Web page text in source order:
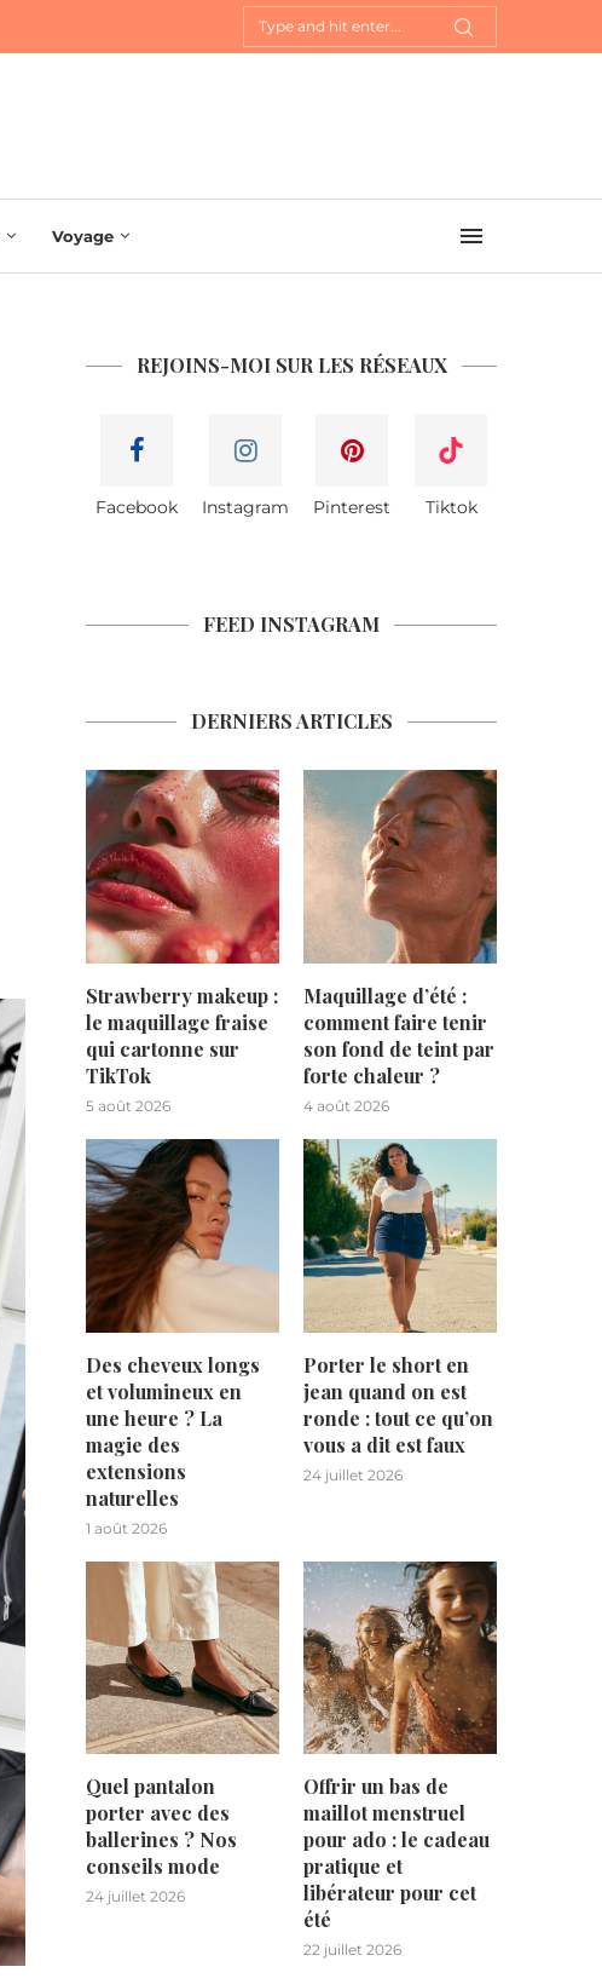
Voyage
REJOINS-MOI SUR LES RÉSEAUX
Facebook Instagram Pinterest Tiktok
FEED INSTAGRAM
DERNIERS ARTICLES
Strawberry makeup :
le maquillage fraise
qui cartonne sur
TikTok
5 août 2026
Maquillage d’été :
comment faire tenir
son fond de teint par
forte chaleur ?
4 août 2026
Des cheveux longs
et volumineux en
une heure ? La
magie des
extensions
naturelles
1 août 2026
Porter le short en
jean quand on est
ronde : tout ce qu’on
vous a dit est faux
24 juillet 2026
Quel pantalon
porter avec des
ballerines ? Nos
conseils mode
24 juillet 2026
Offrir un bas de
maillot menstruel
pour ado : le cadeau
pratique et
libérateur pour cet
été
22 juillet 2026